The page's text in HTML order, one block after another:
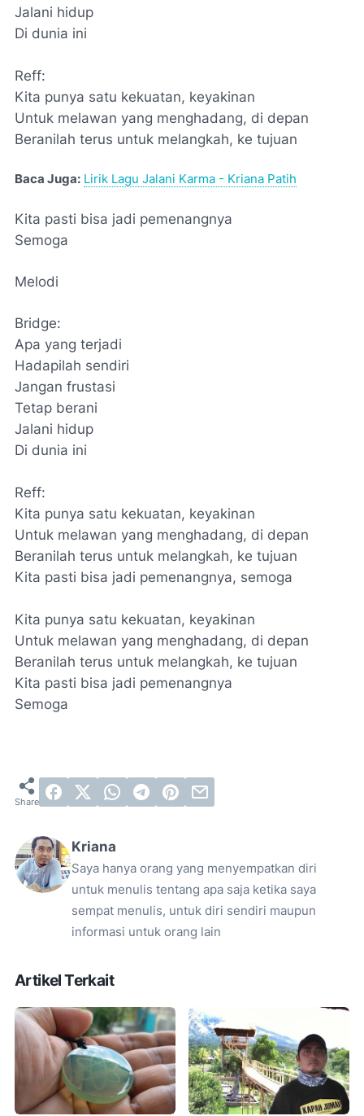
Jalani hidup
Di dunia ini
Reff:
Kita punya satu kekuatan, keyakinan
Untuk melawan yang menghadang, di depan
Beranilah terus untuk melangkah, ke tujuan
Baca Juga: Lirik Lagu Jalani Karma - Kriana Patih
Kita pasti bisa jadi pemenangnya
Semoga
Melodi
Bridge:
Apa yang terjadi
Hadapilah sendiri
Jangan frustasi
Tetap berani
Jalani hidup
Di dunia ini
Reff:
Kita punya satu kekuatan, keyakinan
Untuk melawan yang menghadang, di depan
Beranilah terus untuk melangkah, ke tujuan
Kita pasti bisa jadi pemenangnya, semoga
Kita punya satu kekuatan, keyakinan
Untuk melawan yang menghadang, di depan
Beranilah terus untuk melangkah, ke tujuan
Kita pasti bisa jadi pemenangnya
Semoga
Kriana
Saya hanya orang yang menyempatkan diri
untuk menulis tentang apa saja ketika saya
sempat menulis, untuk diri sendiri maupun
informasi untuk orang lain
Artikel Terkait